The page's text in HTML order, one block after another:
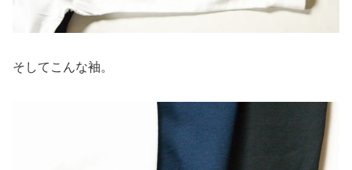
そしてこんな袖。